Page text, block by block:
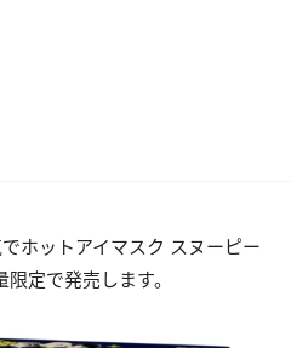
ホットアイマスク スヌーピー
定で発売します。